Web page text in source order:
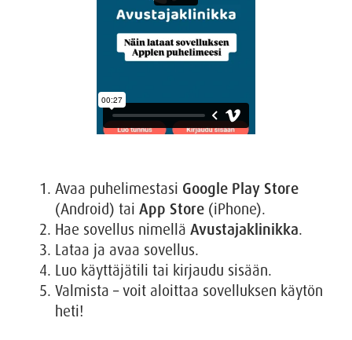
Avaa puhelimestasi Google Play Store
(Android) tai App Store (iPhone).
Hae sovellus nimellä Avustajaklinikka.
Lataa ja avaa sovellus.
Luo käyttäjätili tai kirjaudu sisään.
Valmista – voit aloittaa sovelluksen käytön
heti!